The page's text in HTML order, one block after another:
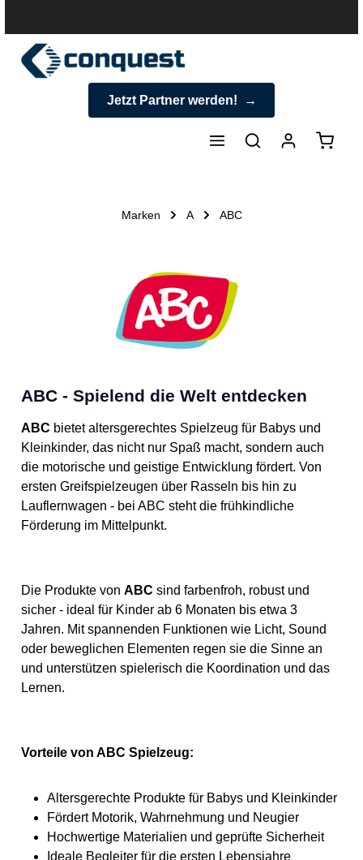
Jetzt Partner werden!
Marken A ABC
ABC - Spielend die Welt entdecken
ABC bietet altersgerechtes Spielzeug für Babys und
Kleinkinder, das nicht nur Spaß macht, sondern auch
die motorische und geistige Entwicklung fördert. Von
ersten Greifspielzeugen über Rasseln bis hin zu
Lauflernwagen - bei ABC steht die frühkindliche
Förderung im Mittelpunkt.
Die Produkte von ABC sind farbenfroh, robust und
sicher - ideal für Kinder ab 6 Monaten bis etwa 3
Jahren. Mit spannenden Funktionen wie Licht, Sound
oder beweglichen Elementen regen sie die Sinne an
und unterstützen spielerisch die Koordination und das
Lernen.
Vorteile von ABC Spielzeug:
Altersgerechte Produkte für Babys und Kleinkinder
Fördert Motorik, Wahrnehmung und Neugier
Hochwertige Materialien und geprüfte Sicherheit
Ideale Begleiter für die ersten Lebensjahre